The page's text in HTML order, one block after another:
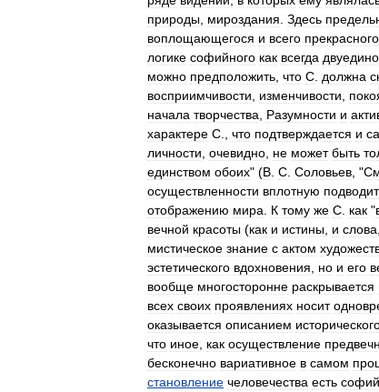
природы мироздания Здесь
воплощающегося и всего прекрасного
логике софийного как всегда
можно предположить что С должна
восприимчивости
изменчивости
начала творчества Разумности и
характере С что подтверждается и
личности очевидно не может быть
единством обоих" (В С Соловьев , "
осуществленности вплотную подводит
отображению мира К тому же С как "
вечной красоты (как и истины и слова
мистическое знание с актом
эстетического вдохновения но и его
вообще многосторонне раскрывается
всех своих проявлениях носит
оказывается описанием
что иное как осуществление
бесконечно вариативное в самом
становление человечества есть